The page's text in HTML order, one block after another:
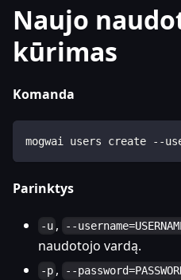
Naujo
kūrimas
Komanda
mogwai users create --
Parinktys
-u , --
naudotojo vardą.
-p , --